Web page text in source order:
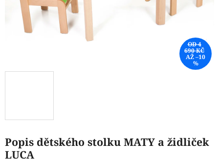
Popis dětského stolku MATY a židliček
LUCA
OD 4
690 KČ
AŽ –10
%